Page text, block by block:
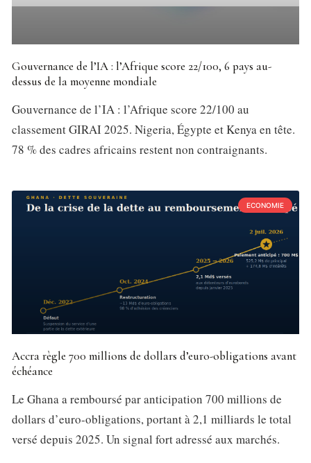
Gouvernance de l’IA : l’Afrique score 22/100, 6 pays au-
dessus de la moyenne mondiale
Gouvernance de l’IA : l’Afrique score 22/100 au
classement GIRAI 2025. Nigeria, Égypte et Kenya en tête.
78 % des cadres africains restent non contraignants.
ECONOMIE
Accra règle 700 millions de dollars d’euro-obligations avant
échéance
Le Ghana a remboursé par anticipation 700 millions de
dollars d’euro-obligations, portant à 2,1 milliards le total
versé depuis 2025. Un signal fort adressé aux marchés.